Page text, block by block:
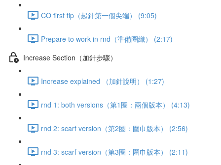
CO first tip（起針第一個尖端） (9:05)
Prepare to work in rnd（準備圈織） (2:17)
Increase Section（加針步驟）
Increase explained （加針說明） (1:27)
rnd 1: both versions（第1圈：兩個版本） (4:13)
rnd 2: scarf version（第2圈：圍巾版本） (2:56)
rnd 3: scarf version（第3圈：圍巾版本） (2:11)